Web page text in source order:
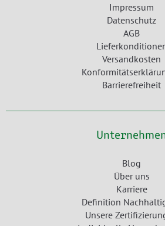
Impressum
Datenschutz
AGB
Versandkosten
Barrierefreiheit
Blog
Über uns
Karriere
Definition
Unsere